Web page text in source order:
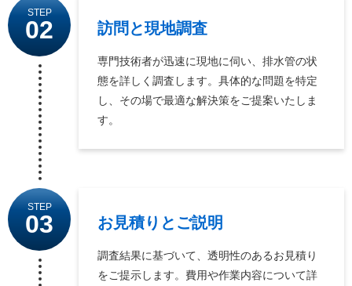
STEP
02 訪問と現地調査
専門技術者が迅速に現地に伺い、排水管の状
態を詳しく調査します。具体的な問題を特定
し、その場で最適な解決策をご提案いたしま
す。
STEP
03 お見積りとご説明
調査結果に基づいて、透明性のあるお見積り
をご提示します。費用や作業内容について詳